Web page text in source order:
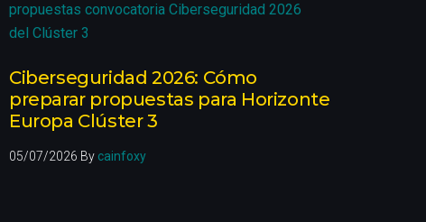
Ciberseguridad 2026: Cómo
preparar propuestas para Horizonte
Europa Clúster 3
05/07/2026 By cainfoxy